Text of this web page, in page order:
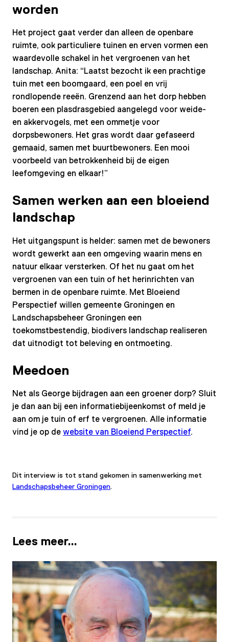
worden
Het project gaat verder dan alleen de openbare
ruimte, ook particuliere tuinen en erven vormen een
waardevolle schakel in het vergroenen van het
landschap. Anita: “Laatst bezocht ik een prachtige
tuin met een boomgaard, een poel en vrij
rondlopende reeën. Grenzend aan het dorp hebben
boeren een plasdrasgebied aangelegd voor weide-
en akkervogels, met een ommetje voor
dorpsbewoners. Het gras wordt daar gefaseerd
gemaaid, samen met buurtbewoners. Een mooi
voorbeeld van betrokkenheid bij de eigen
leefomgeving en elkaar!”
Samen werken aan een bloeiend
landschap
Het uitgangspunt is helder: samen met de bewoners
wordt gewerkt aan een omgeving waarin mens en
natuur elkaar versterken. Of het nu gaat om het
vergroenen van een tuin of het herinrichten van
bermen in de openbare ruimte. Met Bloeiend
Perspectief willen gemeente Groningen en
Landschapsbeheer Groningen een
toekomstbestendig, biodivers landschap realiseren
dat uitnodigt tot beleving en ontmoeting.
Meedoen
Net als George bijdragen aan een groener dorp? Sluit
je dan aan bij een informatiebijeenkomst of meld je
aan om je tuin of erf te vergroenen. Alle informatie
vind je op de website van Bloeiend Perspectief.
Dit interview is tot stand gekomen in samenwerking met
Landschapsbeheer Groningen.
Lees meer…